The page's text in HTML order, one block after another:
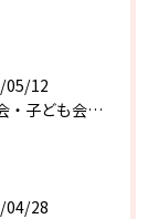
05/12
🌸ママ会・子ども会におすすめ🌸
04/28